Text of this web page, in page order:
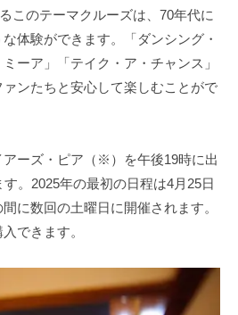
このテーマクルーズは、70年代に
体験ができます。「ダンシング・
ーア」「テイク・ア・チャンス」
ンたちと安心して楽しむことがで
ーズ・ピア（※）を午後19時に出
。2025年の最初の日程は4月25日
に数回の土曜日に開催されます。
できます。